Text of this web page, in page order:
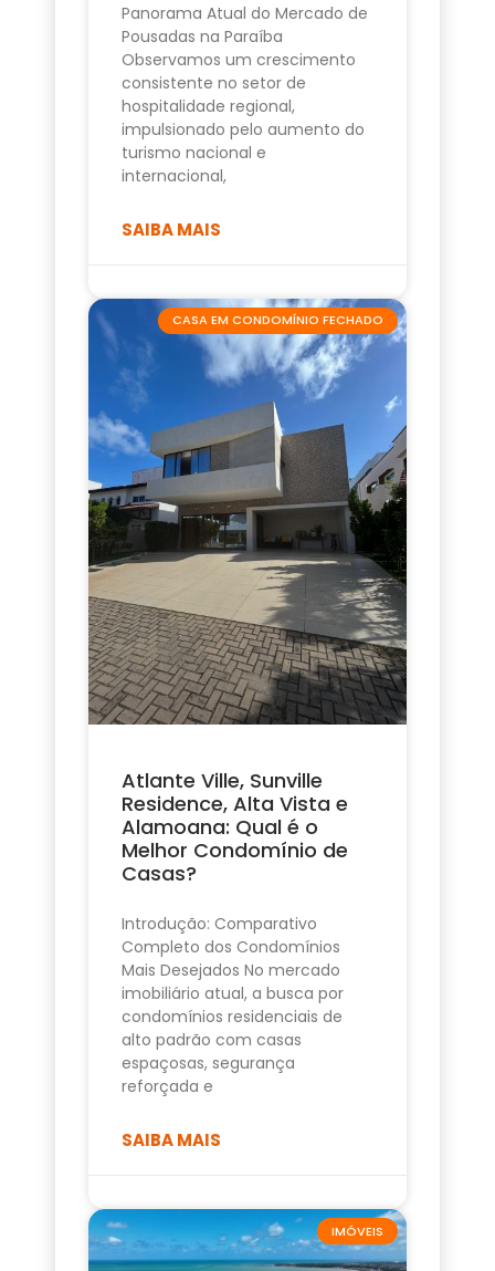
Panorama Atual do Mercado de
Pousadas na Paraíba
Observamos um crescimento
consistente no setor de
hospitalidade regional,
impulsionado pelo aumento do
turismo nacional e
internacional,
SAIBA MAIS
CASA EM CONDOMÍNIO FECHADO
Atlante Ville, Sunville
Residence, Alta Vista e
Alamoana: Qual é o
Melhor Condomínio de
Casas?
Introdução: Comparativo
Completo dos Condomínios
Mais Desejados No mercado
imobiliário atual, a busca por
condomínios residenciais de
alto padrão com casas
espaçosas, segurança
reforçada e
SAIBA MAIS
IMÓVEIS